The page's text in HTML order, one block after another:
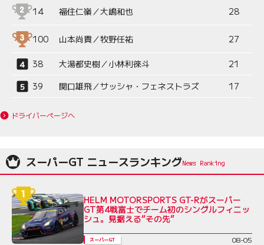
14 福住仁嶺／大嶋和也 28
100 山本尚貴／牧野任祐 27
38 大湯都史樹／小林利徠斗
21
39
関口雄飛／サッシャ・フェネストラズ 17
ドライバーページへ
スーパーGT ニュースランキング
HELM MOTORSPORTS GT-Rがスーパー
GT第4戦富士でチーム初のシングルフィニッ
シュ。見据える“その先”
スーパーGT 08-05